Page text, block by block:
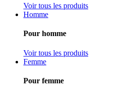
Voir tous les produits
Homme
Pour homme
Voir tous les produits
Femme
Pour femme